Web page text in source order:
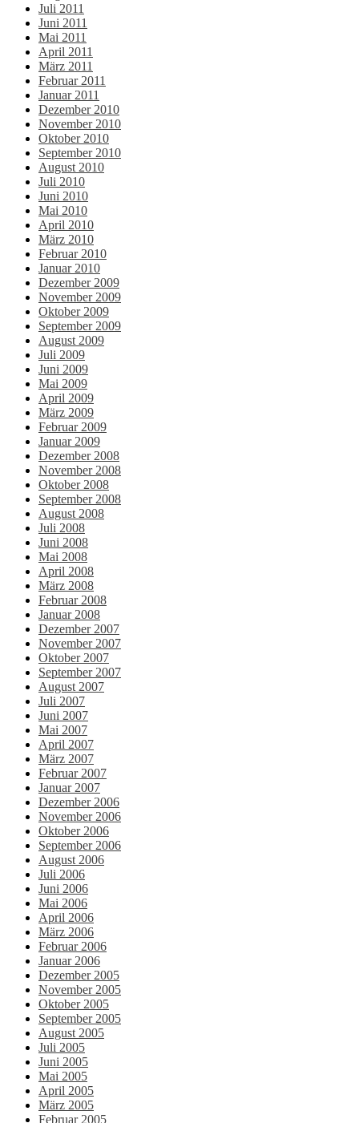
Juli 2011
Juni 2011
Mai 2011
April 2011
März 2011
Februar 2011
Januar 2011
Dezember 2010
November 2010
Oktober 2010
September 2010
August 2010
Juli 2010
Juni 2010
Mai 2010
April 2010
März 2010
Februar 2010
Januar 2010
Dezember 2009
November 2009
Oktober 2009
September 2009
August 2009
Juli 2009
Juni 2009
Mai 2009
April 2009
März 2009
Februar 2009
Januar 2009
Dezember 2008
November 2008
Oktober 2008
September 2008
August 2008
Juli 2008
Juni 2008
Mai 2008
April 2008
März 2008
Februar 2008
Januar 2008
Dezember 2007
November 2007
Oktober 2007
September 2007
August 2007
Juli 2007
Juni 2007
Mai 2007
April 2007
März 2007
Februar 2007
Januar 2007
Dezember 2006
November 2006
Oktober 2006
September 2006
August 2006
Juli 2006
Juni 2006
Mai 2006
April 2006
März 2006
Februar 2006
Januar 2006
Dezember 2005
November 2005
Oktober 2005
September 2005
August 2005
Juli 2005
Juni 2005
Mai 2005
April 2005
März 2005
Februar 2005